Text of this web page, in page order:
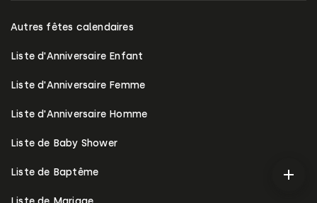
Autres fêtes calendaires
Liste d'Anniversaire Enfant
Liste d'Anniversaire Femme
Liste d'Anniversaire Homme
Liste de Baby Shower
Liste de Baptême